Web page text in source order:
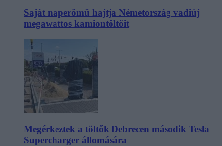
Saját naperőmű hajtja Németország vadiúj
megawattos kamiontöltőit
Megérkeztek a töltők Debrecen második Tesla
Supercharger állomására